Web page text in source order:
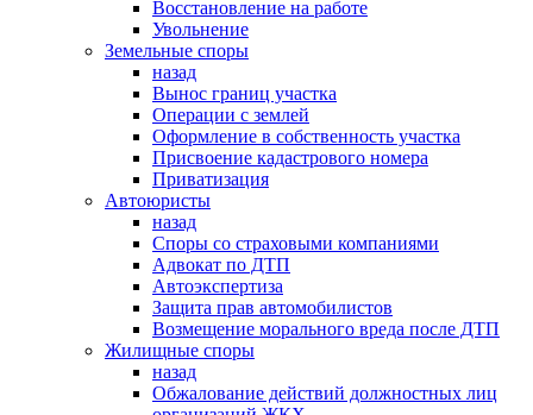
Восстановление на работе
Увольнение
Земельные споры
назад
Вынос границ участка
Операции с землей
Оформление в собственность участка
Присвоение кадастрового номера
Приватизация
Автоюристы
назад
Споры со страховыми компаниями
Адвокат по ДТП
Автоэкспертиза
Защита прав автомобилистов
Возмещение морального вреда после ДТП
Жилищные споры
назад
Обжалование действий должностных лиц